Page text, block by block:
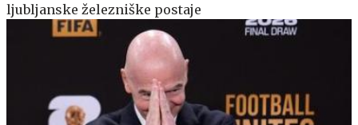
ljubljanske železniške postaje